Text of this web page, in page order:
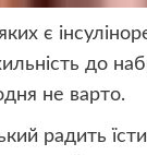
є
до
не варто.
радить